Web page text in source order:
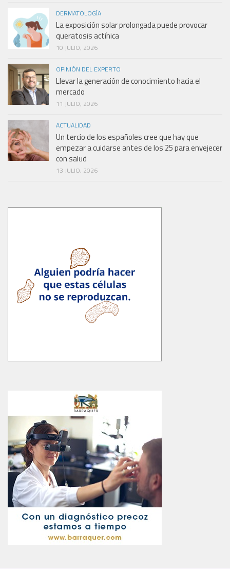
DERMATOLOGÍA
La exposición solar prolongada puede provocar
queratosis actínica
10 JULIO, 2026
OPINIÓN DEL EXPERTO
Llevar la generación de conocimiento hacia el
mercado
11 JULIO, 2026
ACTUALIDAD
Un tercio de los españoles cree que hay que
empezar a cuidarse antes de los 25 para envejecer
con salud
13 JULIO, 2026